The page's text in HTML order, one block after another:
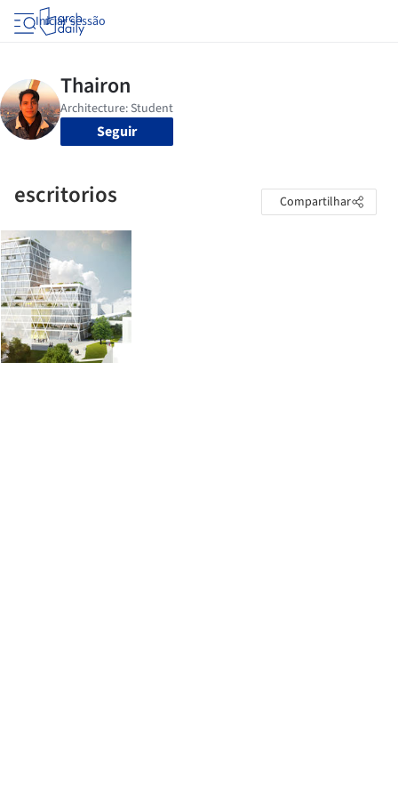
Iniciar sessão
Seguir
escritorios Compartilhar